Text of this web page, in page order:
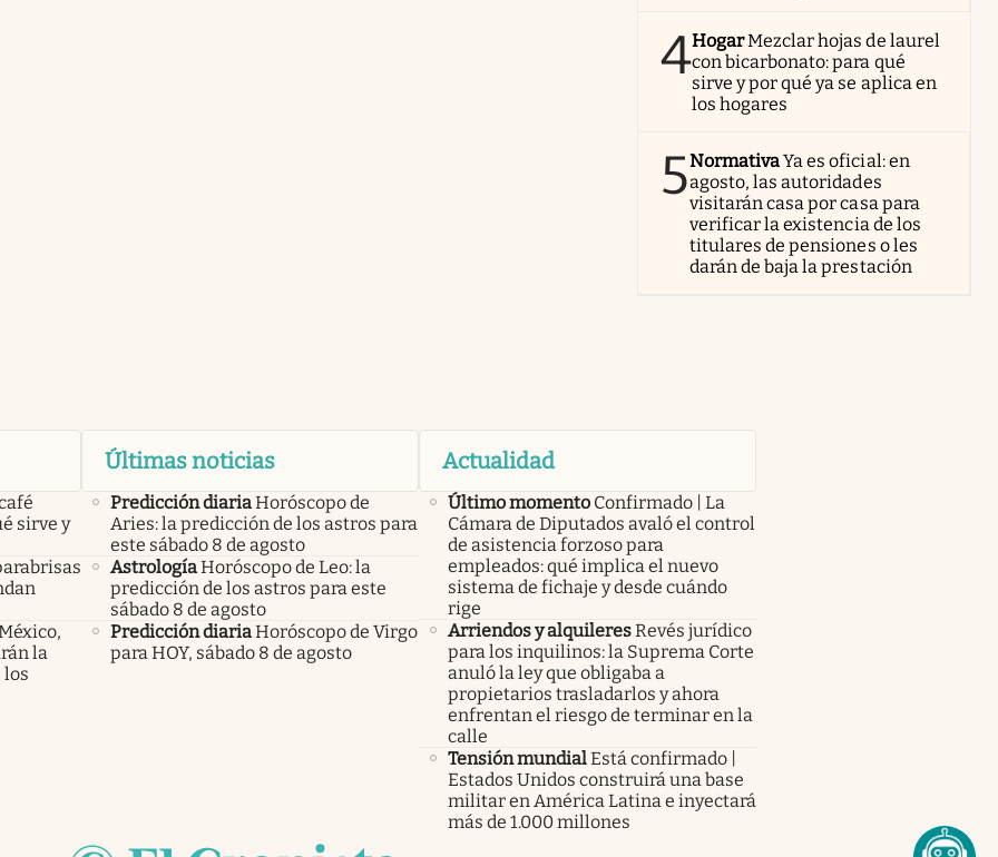
4HogarMezclar hojas de laurel
con bicarbonato: para qué
sirve y por qué ya se aplica en
los hogares
5NormativaYa es oficial: en
agosto, las autoridades
visitarán casa por casa para
verificar la existencia de los
titulares de pensiones o les
darán de baja la prestación
sirve y
la
los
Últimas noticias
Predicción diariaHoróscopo de
Aries: la predicción de los astros para
este sábado 8 de agosto
AstrologíaHoróscopo de Leo: la
predicción de los astros para este
sábado 8 de agosto
Predicción diariaHoróscopo de Virgo
para HOY, sábado 8 de agosto
Actualidad
Último momento Confirmado | La
Cámara de Diputados avaló el control
de asistencia forzoso para
empleados: qué implica el nuevo
sistema de fichaje y desde cuándo
rige
Arriendos y alquileresRevés jurídico
para los inquilinos: la Suprema Corte
anuló la ley que obligaba a
propietarios trasladarlos y ahora
enfrentan el riesgo de terminar en la
calle
Tensión mundialEstá confirmado |
Estados Unidos construirá una base
militar en América Latina e inyectará
más de 1.000 millones